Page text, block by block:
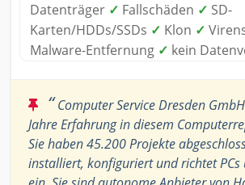
Datenträger ✓ Fallschäden ✓ SD-
Karten/HDDs/SSDs ✓ Klon ✓
Malware-Entfernung ✓ kein
“Computer Service Dresden
Jahre Erfahrung in diesem
Sie haben 45.200 Projekte
installiert, konfiguriert und richtet PCs